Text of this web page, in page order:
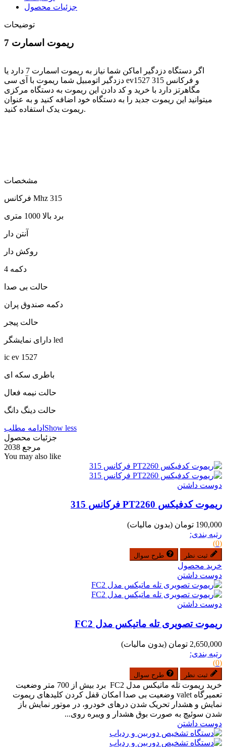
جزئیات محصول
توضیحات
ریموت اسمارت 7
اگر دستگاه دزدگیر اماکن شما نیاز به ریموت اسمارت 7 دارد یا
دزدگیر اتومبیل شما ریموت با آی سی ev1527 و فرکانس 315
مگاهرتز دارد با خرید و کد دادن این ریموت به دستگاه مرکزی
میتوانید این ریموت جدید را به دستگاه خود اضافه کنید و به عنوان
ریموت یدک استفاده کنید.
مشخصات
فرکانس Mhz 315
برد بالا 1000 متری
آنتن دار
روکش دار
4 دکمه
حالت بی صدا
دکمه صندوق پران
حالت پیجر
دارای نمایشگر led
ic ev 1527
باطری سکه ای
حالت نیمه فعال
حالت دینگ دانگ
ادامه مطلب Show less
جزئیات محصول
مرجع 2038
You may also like
دوست داشتن
ریموت کدفیکس PT2260 فرکانس 315
190,000 تومان
(بدون مالیات)
رتبه بندی:
(0)
ثبت نظر طرح سوال
خرید محصول
دوست داشتن
دوست داشتن
ریموت تصویری تله ماتیکس مدل FC2
2,650,000 تومان
(بدون مالیات)
رتبه بندی:
(0)
ثبت نظر طرح سوال
خرید ریموت تله ماتیکس مدل FC2 برد بیش از 700 متر وضعیت
تعمیرگاه valet وضعیت بی صدا امکان قفل کردن کلیدهای ریموت
نمایش و هشدار تحریک شدن درهای خودرو، در موتور نمایش باز
شدن سوئیچ به صورت بوق هشدار و ویبره روی...
دوست داشتن